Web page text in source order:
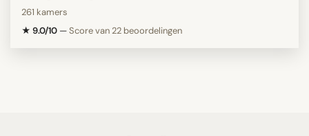
261 kamers
★ 9.0/10 —Score van 22 beoordelingen